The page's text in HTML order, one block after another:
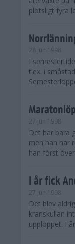
plötsligt fyra
28 jun 1998
I
t.ex. i
27 jun 1998
Det har bara
men han har
han först
I år fick
27 jun 1998
Det blev
kranskullan
upploppet. I